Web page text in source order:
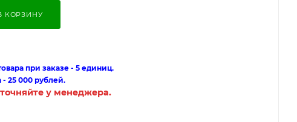
КОРЗИНУ
при заказе - 5 единиц.
25 000 рублей.
у менеджера.